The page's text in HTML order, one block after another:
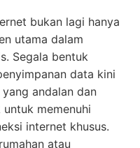
bukan lagi hanya
utama dalam
Segala bentuk
data kini
andalan dan
memenuhi
internet khusus.
atau